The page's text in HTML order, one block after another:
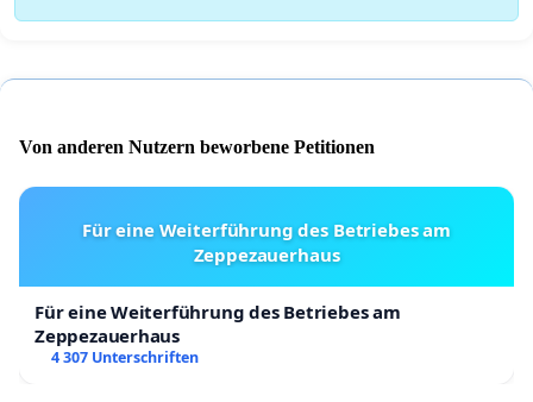
Von anderen Nutzern beworbene Petitionen
Für eine Weiterführung des Betriebes am
Zeppezauerhaus
Für eine Weiterführung des Betriebes am
Zeppezauerhaus
4 307 Unterschriften